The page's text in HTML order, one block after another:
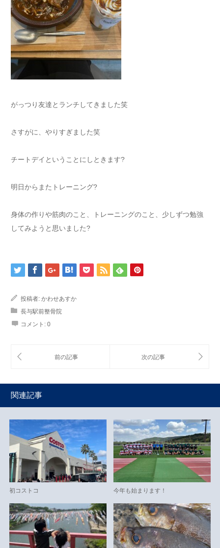
がっつり友達とランチしてきました笑
さすがに、やりすぎました笑
チートデイということにしときます?
明日からまたトレーニング?
身体の作りや筋肉のこと、トレーニングのこと、少しずつ勉強
してみようと思いました?
投稿者: かわせあすか
長与駅前整骨院
コメント: 0
関連記事
初コストコ 今年も始まります！